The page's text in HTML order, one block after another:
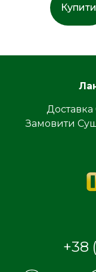
Купити
Доставка
Замовити
+38